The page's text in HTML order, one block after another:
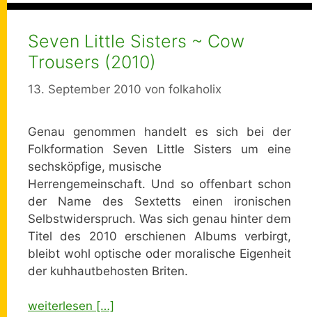
Seven Little Sisters ~ Cow
Trousers (2010)
13. September 2010 von folkaholix
Genau genommen handelt es sich bei der
Folkformation Seven Little Sisters um eine
sechsköpfige, musische
Herrengemeinschaft. Und so offenbart schon
der Name des Sextetts einen ironischen
Selbstwiderspruch. Was sich genau hinter dem
Titel des 2010 erschienen Albums verbirgt,
bleibt wohl optische oder moralische Eigenheit
der kuhhautbehosten Briten.
weiterlesen […]